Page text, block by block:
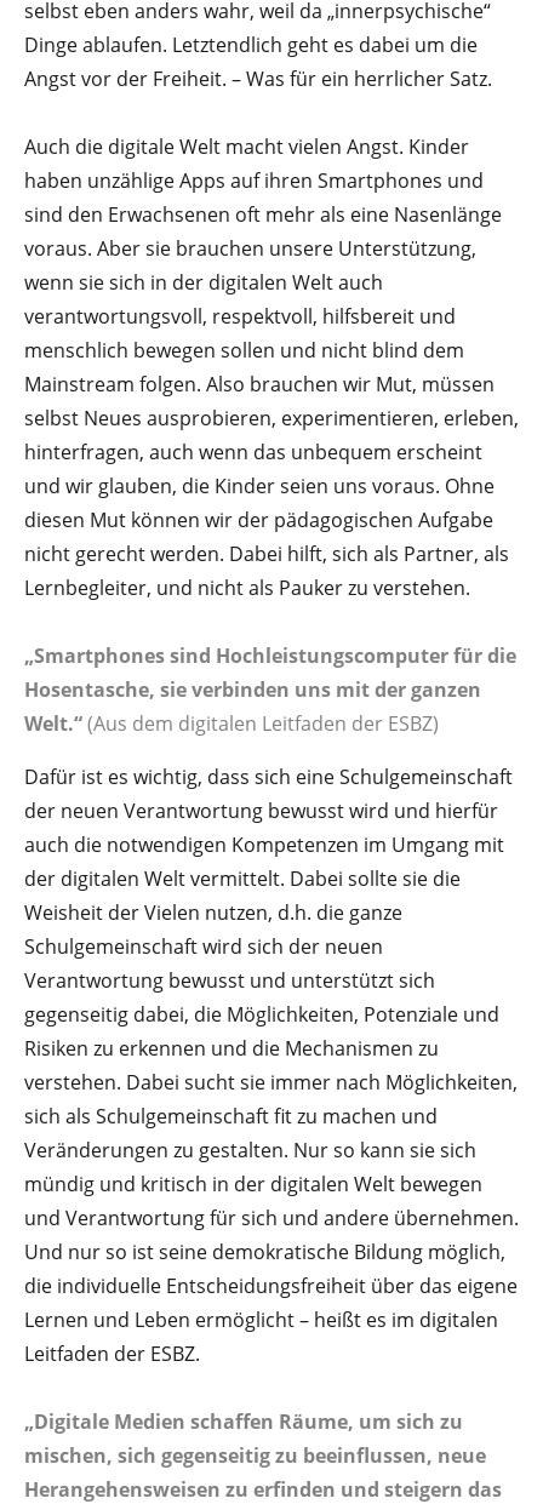
selbst eben anders wahr, weil da „innerpsychische“
Dinge ablaufen. Letztendlich geht es dabei um die
Angst vor der Freiheit. – Was für ein herrlicher Satz.
Auch die digitale Welt macht vielen Angst. Kinder
haben unzählige Apps auf ihren Smartphones und
sind den Erwachsenen oft mehr als eine Nasenlänge
voraus. Aber sie brauchen unsere Unterstützung,
wenn sie sich in der digitalen Welt auch
verantwortungsvoll, respektvoll, hilfsbereit und
menschlich bewegen sollen und nicht blind dem
Mainstream folgen. Also brauchen wir Mut, müssen
selbst Neues ausprobieren, experimentieren, erleben,
hinterfragen, auch wenn das unbequem erscheint
und wir glauben, die Kinder seien uns voraus. Ohne
diesen Mut können wir der pädagogischen Aufgabe
nicht gerecht werden. Dabei hilft, sich als Partner, als
Lernbegleiter, und nicht als Pauker zu verstehen.
„Smartphones sind Hochleistungscomputer für die
Hosentasche, sie verbinden uns mit der ganzen
Welt.“(Aus dem digitalen Leitfaden der ESBZ)
Dafür ist es wichtig, dass sich eine Schulgemeinschaft
der neuen Verantwortung bewusst wird und hierfür
auch die notwendigen Kompetenzen im Umgang mit
der digitalen Welt vermittelt. Dabei sollte sie die
Weisheit der Vielen nutzen, d.h. die ganze
Schulgemeinschaft wird sich der neuen
Verantwortung bewusst und unterstützt sich
gegenseitig dabei, die Möglichkeiten, Potenziale und
Risiken zu erkennen und die Mechanismen zu
verstehen. Dabei sucht sie immer nach Möglichkeiten,
sich als Schulgemeinschaft fit zu machen und
Veränderungen zu gestalten. Nur so kann sie sich
mündig und kritisch in der digitalen Welt bewegen
und Verantwortung für sich und andere übernehmen.
Und nur so ist seine demokratische Bildung möglich,
die individuelle Entscheidungsfreiheit über das eigene
Lernen und Leben ermöglicht – heißt es im digitalen
Leitfaden der ESBZ.
„Digitale Medien schaffen Räume, um sich zu
mischen, sich gegenseitig zu beeinflussen, neue
Herangehensweisen zu erfinden und steigern das